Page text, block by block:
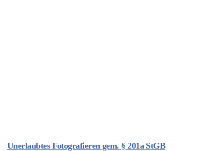
Unerlaubtes Fotografieren gem. § 201a StGB